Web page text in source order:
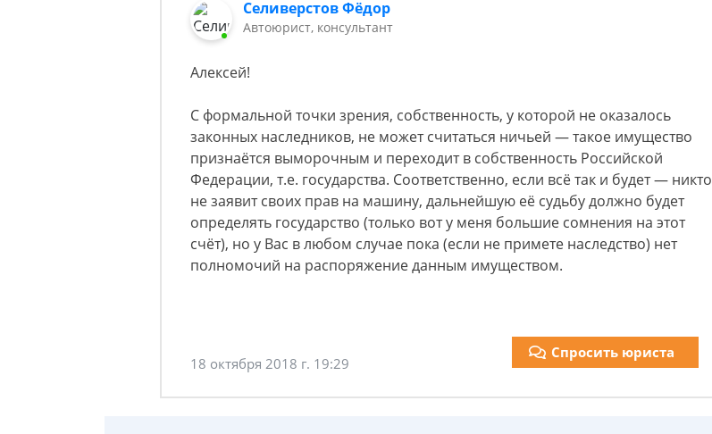
Селиверстов Фёдор
Автоюрист, консультант
Алексей!
С формальной точки зрения, собственность, у которой не оказалось
законных наследников, не может считаться ничьей — такое имущество
признаётся выморочным и переходит в собственность Российской
Федерации, т.е. государства. Соответственно, если всё так и будет — никто
не заявит своих прав на машину, дальнейшую её судьбу должно будет
определять государство (только вот у меня большие сомнения на этот
счёт), но у Вас в любом случае пока (если не примете наследство) нет
полномочий на распоряжение данным имуществом.
18 октября 2018 г. 19:29
Спросить юриста